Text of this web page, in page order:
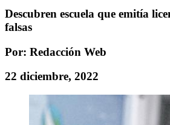
Descubren escuela que emitía
falsas
Por: Redacción Web
22 diciembre, 2022